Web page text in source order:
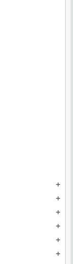
add
add
add
add
add
add